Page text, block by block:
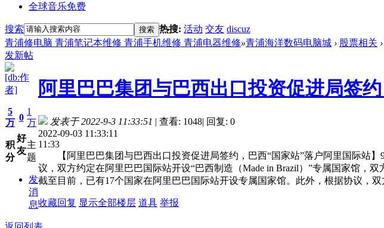
全球音乐免费
搜索 搜索 热搜: 活动 交友 discuz
青浦修电脑 青浦笔记本维修 青浦手机维修 青浦电器维修»青浦海洋数码电脑城 › 股票相关 ›
发新帖
[db:作
者]
5
万
积
分
0
好
友
1
万
主
题
发
消
息
阿里巴巴集团与巴西出口投资促进局签
发表于 2022-9-3 11:33:51 | 查看: 1048| 回复: 0
2022-09-03 11:33:11
11:33
【阿里巴巴集团与巴西出口投资促进局签约，巴西“国家站”落户阿里国际站】
议，双方约定在阿里巴巴国际站开设“巴西制造（Made in Brazil）”专属国家馆，
截至目前，已有17个国家在阿里巴巴国际站开设专属国家馆。此外，根据协议，
收藏回复 显示全部楼层 道具 举报